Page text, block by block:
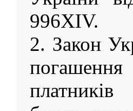
996XIV.
2. Закон